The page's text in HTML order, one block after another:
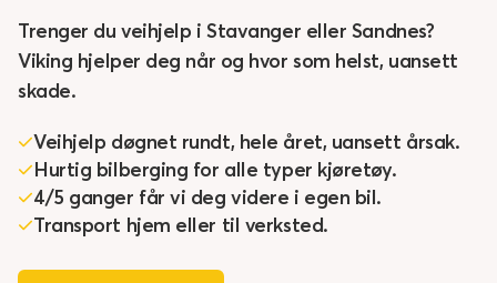
Trenger du veihjelp i Stavanger eller Sandnes?
Viking hjelper deg når og hvor som helst, uansett
skade.
Veihjelp døgnet rundt, hele året, uansett årsak.
Hurtig bilberging for alle typer kjøretøy.
4/5 ganger får vi deg videre i egen bil.
Transport hjem eller til verksted.